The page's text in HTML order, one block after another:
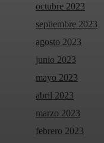
octubre 2023
septiembre 2023
agosto 2023
junio 2023
mayo 2023
abril 2023
marzo 2023
febrero 2023